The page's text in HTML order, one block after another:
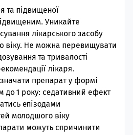
та підвищеної
Уникайте
лікарського засобу
віку. Не можна перевищувати
та тривалості
лікаря.
препарат у формі
до 1 року: седативний ефект
епізодами
молодшого віку
можуть спричинити